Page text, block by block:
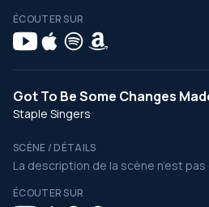
ÉCOUTER SUR
Got To Be Some Changes
Staple Singers
SCÈNE / DÉTAILS
La description de la scène n’est
ÉCOUTER SUR